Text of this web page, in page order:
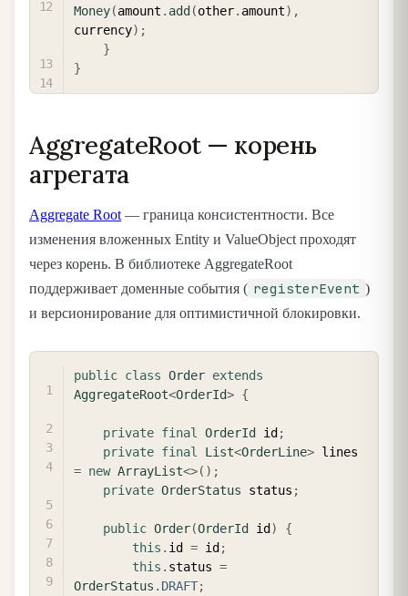
Money(amount . add (other. amount) ,
currency) ;
}
}
AggregateRoot — корень
агрегата
Aggregate Root — граница консистентности. Все
изменения вложенных Entity и ValueObject проходят
через корень. В библиотеке AggregateRoot
поддерживает доменные события ( registerEvent )
и версионирование для оптимистичной блокировки.
public class Order extends
AggregateRoot<OrderId> {
private final OrderId id ;
private final List<OrderLine>
= new ArrayList<>( ) ;
private OrderStatus status ;
public Order(OrderId id )
{
this . id = id ;
this . status =
OrderStatus . DRAFT;